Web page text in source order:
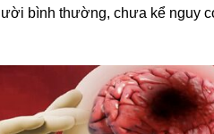
bình thường, chưa kể nguy